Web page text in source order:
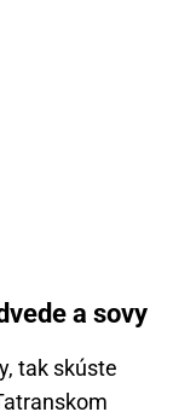
a sovy
tak skúste